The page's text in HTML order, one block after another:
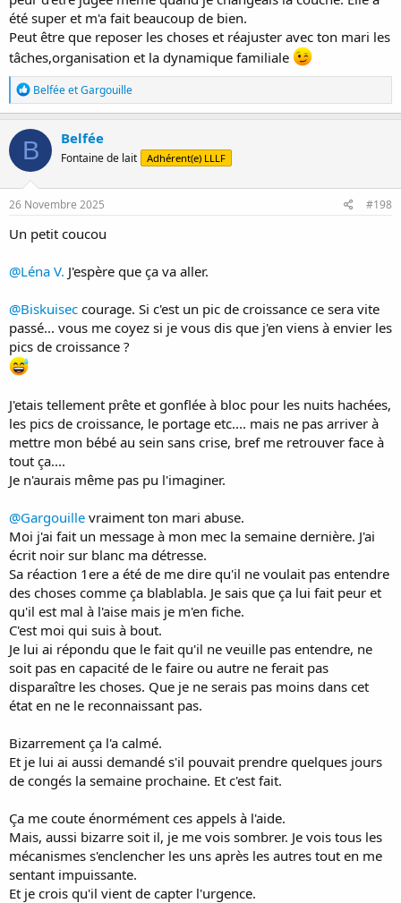
été super et m'a fait beaucoup de bien.
Peut être que reposer les choses et réajuster avec ton mari les
tâches,organisation et la dynamique familiale
R
é
a
c
t
i
o
n
s
BelféeetGargouille
B Belfée
Fontaine de lait Adhérent(e) LLLF
26 Novembre 2025 #198
Un petit coucou
@Léna V. J'espère que ça va aller.
@Biskuisec courage. Si c'est un pic de croissance ce sera vite
passé... vous me coyez si je vous dis que j'en viens à envier les
pics de croissance ?
J'etais tellement prête et gonflée à bloc pour les nuits hachées,
les pics de croissance, le portage etc.... mais ne pas arriver à
mettre mon bébé au sein sans crise, bref me retrouver face à
tout ça....
Je n'aurais même pas pu l'imaginer.
@Gargouille vraiment ton mari abuse.
Moi j'ai fait un message à mon mec la semaine dernière. J'ai
écrit noir sur blanc ma détresse.
Sa réaction 1ere a été de me dire qu'il ne voulait pas entendre
des choses comme ça blablabla. Je sais que ça lui fait peur et
qu'il est mal à l'aise mais je m'en fiche.
C'est moi qui suis à bout.
Je lui ai répondu que le fait qu'il ne veuille pas entendre, ne
soit pas en capacité de le faire ou autre ne ferait pas
disparaître les choses. Que je ne serais pas moins dans cet
état en ne le reconnaissant pas.
Bizarrement ça l'a calmé.
Et je lui ai aussi demandé s'il pouvait prendre quelques jours
de congés la semaine prochaine. Et c'est fait.
Ça me coute énormément ces appels à l'aide.
Mais, aussi bizarre soit il, je me vois sombrer. Je vois tous les
mécanismes s'enclencher les uns après les autres tout en me
sentant impuissante.
Et je crois qu'il vient de capter l'urgence.